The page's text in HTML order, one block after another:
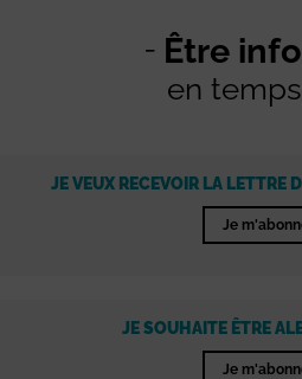
Être
en
JE VEUX RECEVOIR LA LETTRE
Je
JE SOUHAITE ÊTRE
Je